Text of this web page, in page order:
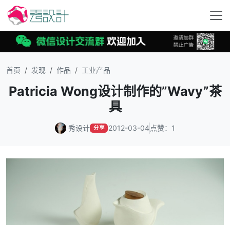
首页 发现 作品 工业产品
Patricia Wong设计制作的”Wavy”茶
具
秀设计 分享 2012-03-04 点赞：1